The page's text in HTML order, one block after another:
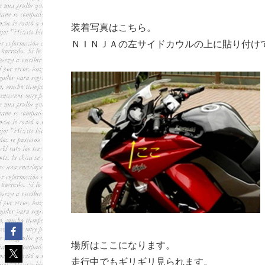
装着写真はこちら。
ＮＩＮＪＡの左サイドカウルの上に貼り付け
場所はここになります。
走行中でもギリギリ見られます。